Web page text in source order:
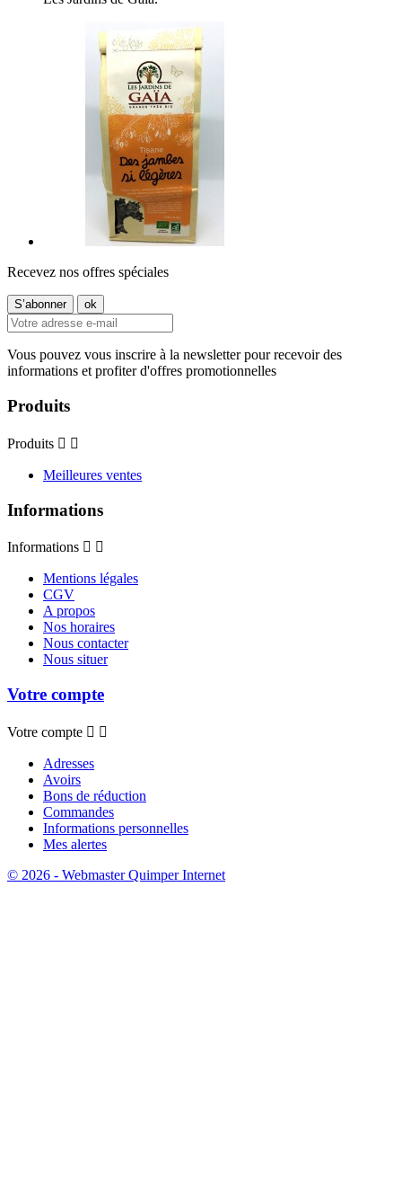
Recevez nos offres spéciales
Vous pouvez vous inscrire à la newsletter pour recevoir des
informations et profiter d'offres promotionnelles
Produits
Produits  
Meilleures ventes
Informations
Informations  
Mentions légales
CGV
A propos
Nos horaires
Nous contacter
Nous situer
Votre compte
Votre compte  
Adresses
Avoirs
Bons de réduction
Commandes
Informations personnelles
Mes alertes
© 2026 - Webmaster Quimper Internet